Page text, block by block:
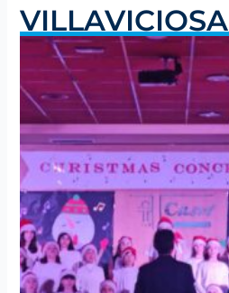
VILLAVICIOSA